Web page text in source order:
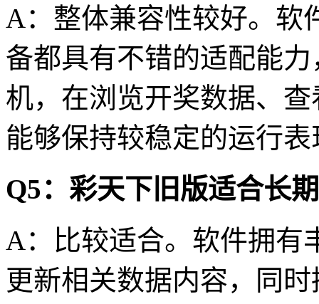
A：整体兼容性较好。软
备都具有不错的适配能
机，在浏览开奖数据、
能够保持较稳定的运行表
Q5：彩天下旧版适合长
A：比较适合。软件拥有
更新相关数据内容，同